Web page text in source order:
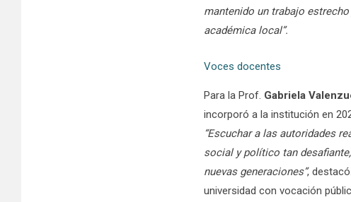
mantenido un trabajo
académica local”.
Voces docentes
Para la Prof. Gabriela
incorporó a la institución en
“Escuchar a las autoridades
social y político tan
nuevas generaciones”,
universidad con vocación